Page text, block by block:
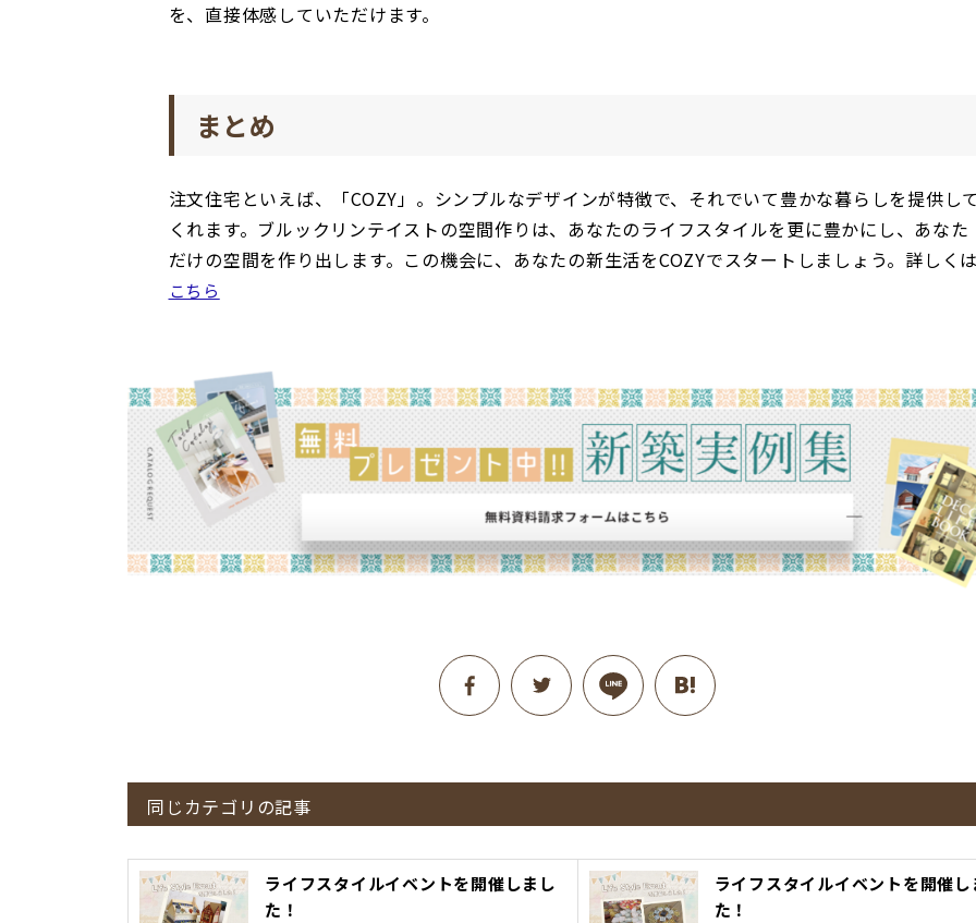
を、直接体感していただけます。
まとめ
注文住宅といえば、「COZY」。シンプルなデザインが特徴で、それでいて豊かな暮らしを提供し
くれます。ブルックリンテイストの空間作りは、あなたのライフスタイルを更に豊かにし、あなた
だけの空間を作り出します。この機会に、あなたの新生活をCOZYでスタートしましょう。詳しく
こちら
同じカテゴリの記事
ライフスタイルイベントを開催しまし
た！
ライフスタイルイベントを開催し
た！